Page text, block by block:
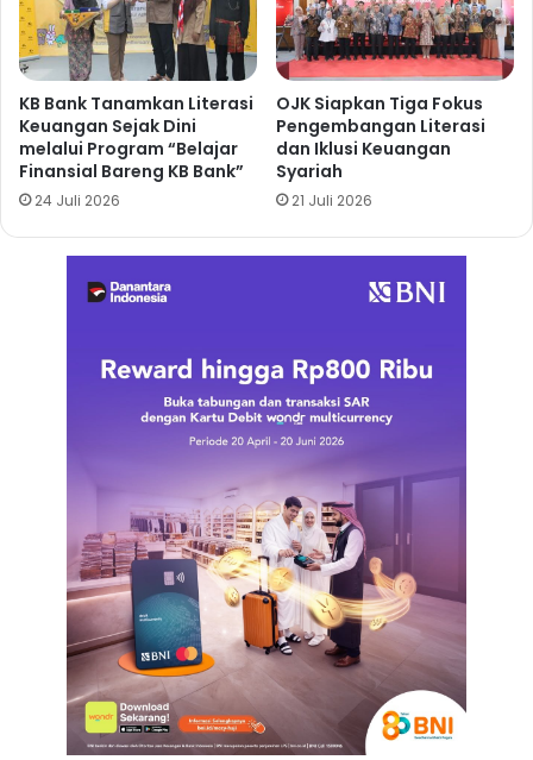
KB Bank Tanamkan Literasi
Keuangan Sejak Dini
melalui Program “Belajar
Finansial Bareng KB Bank”
24 Juli 2026
OJK Siapkan Tiga Fokus
Pengembangan Literasi
dan Iklusi Keuangan
Syariah
21 Juli 2026